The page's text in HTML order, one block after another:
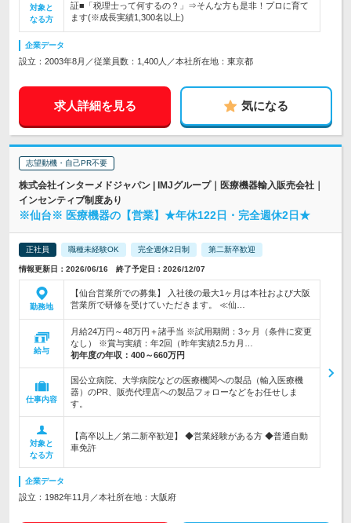
対象と
なる方
証■「税理士って何するの？」⇒そんな方も是非！プロに育て
ます(※成長実績1,300名以上)
企業データ
設立：2003年8月／従業員数：1,400人／本社所在地：東京都
求人詳細を見る 気になる
志望動機・自己PR不要
株式会社インターメドジャパン | IMJグループ｜医療機器輸入販売会社｜
インセンティブ制度あり
※仙台※ 医療機器の【営業】★年休122日・完全週休2日★
正社員 職種未経験OK 完全週休2日制 第二新卒歓迎
情報更新日：2026/06/16 終了予定日：2026/12/07
勤務地
【仙台営業所での募集】 入社後の最大1ヶ月は本社および大阪
営業所で研修を受けていただきます。 ≪仙…
給与
月給24万円～48万円＋諸手当 ※試用期間：3ヶ月（条件に変更
なし） ※賞与実績：年2回（昨年実績2.5カ月…
初年度の年収： 400～660万円
仕事内容
国公立病院、大学病院などの医療機関への製品（輸入医療機
器）のPR、販売代理店への製品フォローなどをお任せしま
す。
対象と
なる方
【高卒以上／第二新卒歓迎】 ◆営業経験がある方 ◆普通自動
車免許
企業データ
設立：1982年11月／本社所在地：大阪府